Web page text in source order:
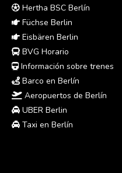
Hertha BSC Berlín
Füchse Berlin
Eisbären Berlin
BVG Horario
Información sobre trenes
Barco en Berlín
Aeropuertos de Berlín
UBER Berlin
Taxi en Berlín